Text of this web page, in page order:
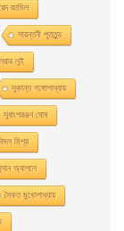
জামিল
সায়ন্তনী পূততুন্ড
লুই
সুকান্ত গঙ্গোপাধ্যায়
সুধাংশরঞ্জন ঘোষ
মিশ্র
অ্যাশলে
সৈকত মুখোপাধ্যায়